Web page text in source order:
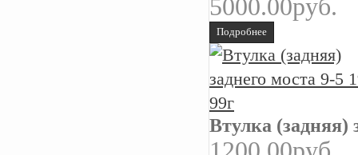
5000.00руб.
Подробнее
Втулка (задняя)